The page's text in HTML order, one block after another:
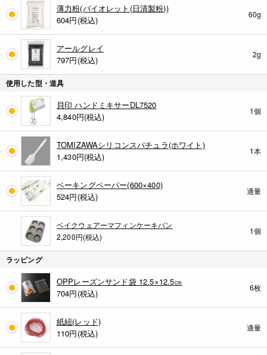
薄力粉(バイオレット(日清製粉))
604円(税込)
60g
アールグレイ
797円(税込)
2g
使用した型・道具
貝印 ハンドミキサーDL7520
4,840円(税込)
1個
TOMIZAWAシリコンスパチュラ(ホワイト)
1,430円(税込)
1本
ベーキングペーパー(600×400)
524円(税込)
適量
ベイクウェアーマフィンケーキパン
2,200円(税込)
1個
ラッピング
OPPレーズンサンド袋 12.5×12.5㎝
704円(税込)
6枚
紙紐(レッド)
110円(税込)
適量